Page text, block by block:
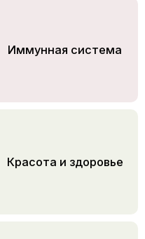
Иммунная система
Красота и здоровье